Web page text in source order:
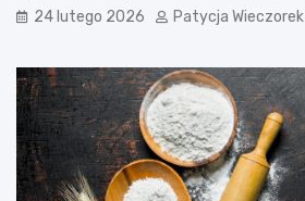
24 lutego 2026 Patycja Wieczorek